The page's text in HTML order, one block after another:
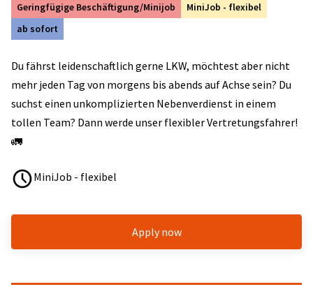
Geringfügige Beschäftigung/Minijob
MiniJob - flexibel
ab sofort
Du fährst leidenschaftlich gerne LKW, möchtest aber nicht
mehr jeden Tag von morgens bis abends auf Achse sein? Du
suchst einen unkomplizierten Nebenverdienst in einem
tollen Team? Dann werde unser flexibler Vertretungsfahrer!
🚛
MiniJob - flexibel
Apply now